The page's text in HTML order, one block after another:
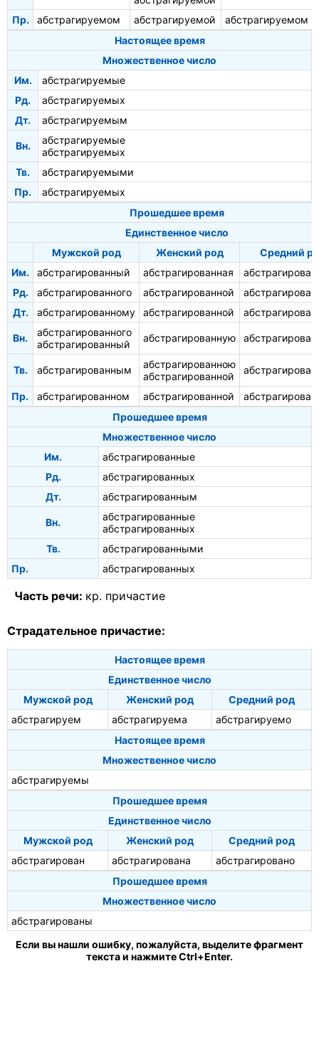
Пр.
абстрагируемом абстрагируемой
абстрагируемом
Настоящее время
Множественное число
Им.
абстрагируемые
Рд.
абстрагируемых
Дт.
абстрагируемым
Вн.
абстрагируемые
абстрагируемых
Тв.
абстрагируемыми
Пр.
абстрагируемых
Прошедшее время
Единственное число
Мужской род
Женский род
Средний
Им.
абстрагированный абстрагированная
Рд.
абстрагированного абстрагированной
Дт.
абстрагированному абстрагированной
Вн.
абстрагированного
абстрагированный
абстрагированную
Тв. абстрагированным
абстрагированною
абстрагированной
Пр. абстрагированном абстрагированной
Прошедшее время
Множественное число
Им.
абстрагированные
Рд.
абстрагированных
Дт.
абстрагированным
Вн.
абстрагированные
абстрагированных
Тв.
абстрагированными
Пр.
абстрагированных
Часть речи: кр. причастие
Страдательное причастие:
Настоящее время
Единственное число
Мужской род
Женский род
Средний род
абстрагируем
абстрагируема
абстрагируемо
Настоящее время
Множественное число
абстрагируемы
Прошедшее время
Единственное число
Мужской род
Женский род
Средний род
абстрагирован
абстрагирована
абстрагировано
Прошедшее время
Множественное число
абстрагированы
Если вы нашли ошибку, пожалуйста, выделите фрагмент
текста и нажмите Ctrl+Enter.